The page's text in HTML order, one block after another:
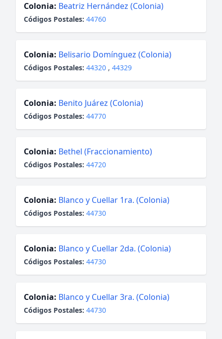
Colonia: Beatriz Hernández (Colonia)
Códigos Postales: 44760
Colonia: Belisario Domínguez (Colonia)
Códigos Postales: 44320 , 44329
Colonia: Benito Juárez (Colonia)
Códigos Postales: 44770
Colonia: Bethel (Fraccionamiento)
Códigos Postales: 44720
Colonia: Blanco y Cuellar 1ra. (Colonia)
Códigos Postales: 44730
Colonia: Blanco y Cuellar 2da. (Colonia)
Códigos Postales: 44730
Colonia: Blanco y Cuellar 3ra. (Colonia)
Códigos Postales: 44730